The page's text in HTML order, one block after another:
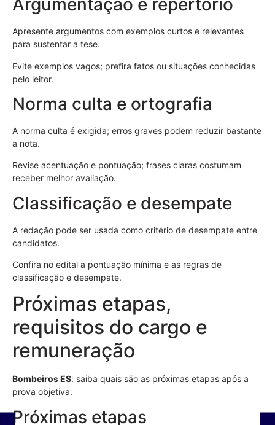
Argumentação e repertório
Apresente argumentos com exemplos curtos e relevantes
para sustentar a tese.
Evite exemplos vagos; prefira fatos ou situações conhecidas
pelo leitor.
Norma culta e ortografia
A norma culta é exigida; erros graves podem reduzir bastante
a nota.
Revise acentuação e pontuação; frases claras costumam
receber melhor avaliação.
Classificação e desempate
A redação pode ser usada como critério de desempate entre
candidatos.
Confira no edital a pontuação mínima e as regras de
classificação e desempate.
Próximas etapas,
requisitos do cargo e
remuneração
Bombeiros ES: saiba quais são as próximas etapas após a
prova objetiva.
Próximas etapas